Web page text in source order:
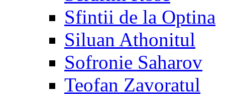
Sfintii de la Optina
Siluan Athonitul
Sofronie Saharov
Teofan Zavoratul